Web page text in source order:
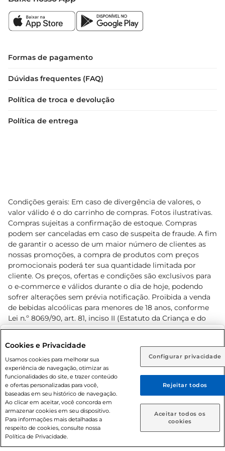
Rio de Janeiro (RJ) Goiás (GO)
Ou
Caso queira comprar online, informe como deseja receber
suas compras:
Entrega em casa Retire em Loja
Formas de pagamento
Dúvidas frequentes (FAQ)
Política de troca e devolução
Política de entrega
Condições gerais: Em caso de divergência de valores, o
valor válido é o do carrinho de compras. Fotos ilustrativas.
Compras sujeitas a confirmação de estoque. Compras
podem ser canceladas em caso de suspeita de fraude. A fim
de garantir o acesso de um maior número de clientes as
nossas promoções, a compra de produtos com preços
promocionais poderá ter sua quantidade limitada por
cliente. Os preços, ofertas e condições são exclusivos para
o e-commerce e válidos durante o dia de hoje, podendo
sofrer alterações sem prévia notificação. Proibida a venda
de bebidas alcoólicas para menores de 18 anos, conforme
Lei n.º 8069/90, art. 81, inciso II (Estatuto da Criança e do
Adolescente). Preços e condições exclusivos para o
prévio. O valor mínimo para as compras on-line é de R$
80,00.
© 2026 Copyright. Todos os direitos
reservados Prezunic.
Cookies e Privacidade
Usamos cookies para melhorar sua
experiência de navegação, otimizar as
funcionalidades do site, e trazer conteúdo
e ofertas personalizadas para você,
baseadas em seu histórico de navegação.
Ao clicar em aceitar, você concorda em
armazenar cookies em seu dispositivo.
Para informações mais detalhadas a
respeito de cookies, consulte nossa
Política de Privacidade.
Configurar privacidade
Rejeitar todos
Aceitar todos os
cookies